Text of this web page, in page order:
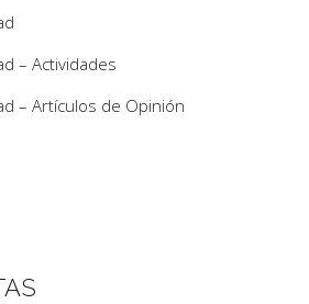
– Actividades
– Artículos de Opinión